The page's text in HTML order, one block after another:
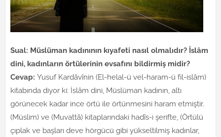
Sual: Müslüman kadınının kıyafeti nasıl olmalıdır? İslâm
dini, kadınların örtülerinin evsafını bildirmiş midir?
Cevap: Yusuf Kardâvînin (El-helal-ü vel-haram-ü fil-islâm)
kitabında diyor ki: İslâm dini, Müslüman kadının, altı
görünecek kadar ince örtü ile örtünmesini haram etmiştir.
(Müslim) ve (Muvattâ) kitaplarındaki hadîs-i şerifte, (Örtülü
çıplak ve başları deve hörgücü gibi yükseltilmiş kadınlar,